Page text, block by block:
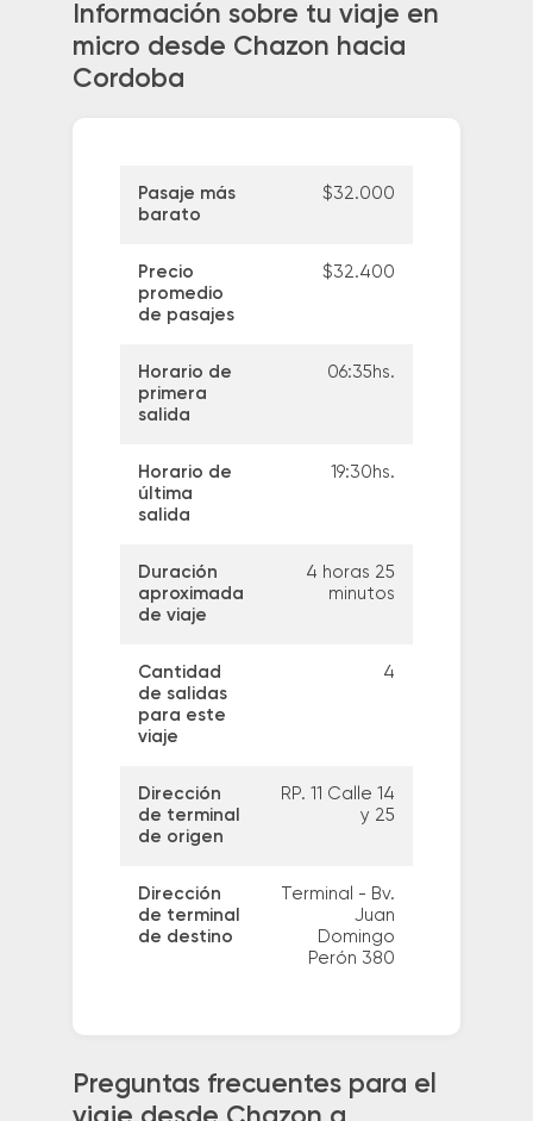
Información sobre tu viaje en
micro desde Chazon hacia
Cordoba
Pasaje más
barato
$32.000
Precio
promedio
de pasajes
$32.400
Horario de
primera
salida
06:35hs.
Horario de
última
salida
19:30hs.
Duración
aproximada
de viaje
4 horas 25
minutos
Cantidad
de salidas
para este
viaje
4
Dirección
de terminal
de origen
RP. 11 Calle 14
y 25
Dirección
de terminal
de destino
Terminal - Bv.
Juan
Domingo
Perón 380
Preguntas frecuentes para el